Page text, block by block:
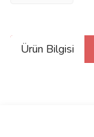
Ürün Bilgisi